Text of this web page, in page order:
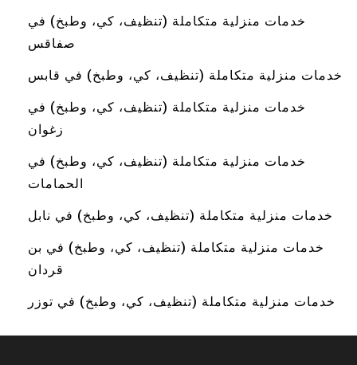
خدمات منزلية متكاملة (تنظيف، كي، وطبخ) في
صفاقس
خدمات منزلية متكاملة (تنظيف، كي، وطبخ) في قابس
خدمات منزلية متكاملة (تنظيف، كي، وطبخ) في
زغوان
خدمات منزلية متكاملة (تنظيف، كي، وطبخ) في
الحمامات
خدمات منزلية متكاملة (تنظيف، كي، وطبخ) في نابل
خدمات منزلية متكاملة (تنظيف، كي، وطبخ) في بن
قردان
خدمات منزلية متكاملة (تنظيف، كي، وطبخ) في توزر